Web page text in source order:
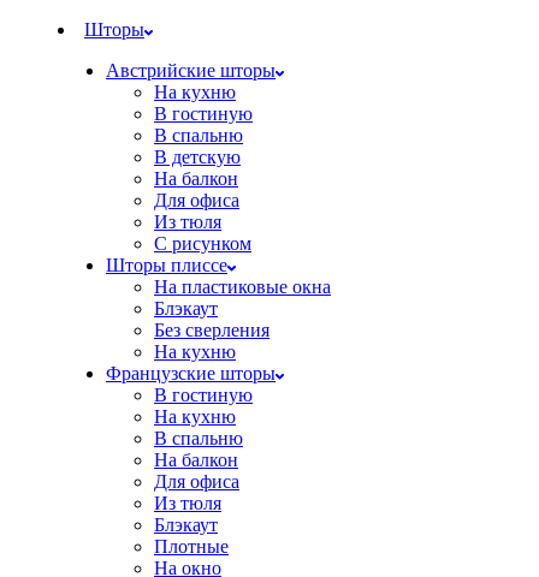
Шторы
Австрийские шторы
На кухню
В гостиную
В спальню
В детскую
На балкон
Для офиса
Из тюля
С рисунком
Шторы плиссе
На пластиковые окна
Блэкаут
Без сверления
На кухню
Французские шторы
В гостиную
На кухню
В спальню
На балкон
Для офиса
Из тюля
Блэкаут
Плотные
На окно